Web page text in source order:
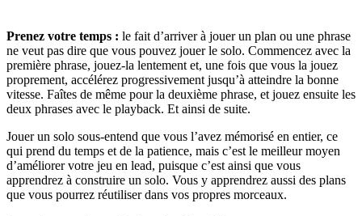
Prenez votre temps : le fait d’arriver à jouer un plan ou une phrase
ne veut pas dire que vous pouvez jouer le solo. Commencez avec la
première phrase, jouez-la lentement et, une fois que vous la jouez
proprement, accélérez progressivement jusqu’à atteindre la bonne
vitesse. Faîtes de même pour la deuxième phrase, et jouez ensuite les
deux phrases avec le playback. Et ainsi de suite.
Jouer un solo sous-entend que vous l’avez mémorisé en entier, ce
qui prend du temps et de la patience, mais c’est le meilleur moyen
d’améliorer votre jeu en lead, puisque c’est ainsi que vous
apprendrez à construire un solo. Vous y apprendrez aussi des plans
que vous pourrez réutiliser dans vos propres morceaux.